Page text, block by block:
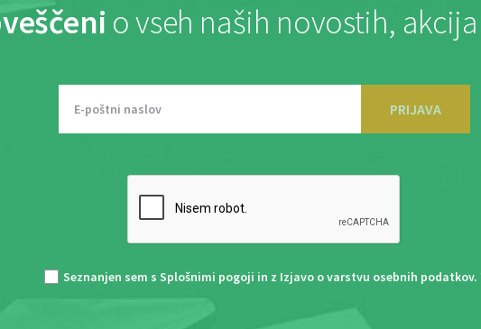
o vseh naših novostih,
PRIJAVA
Seznanjen sem s Splošnimi pogoji in z Izjavo o varstvu osebnih podatkov.